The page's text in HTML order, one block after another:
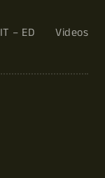
IT – ED Videos